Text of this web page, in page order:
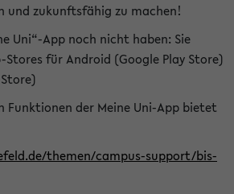
und zukunftsfähig zu machen!
Uni“-App noch nicht haben: Sie
Stores für Android (Google Play Store)
Funktionen der Meine Uni-App bietet
themen/campus-support/bis-